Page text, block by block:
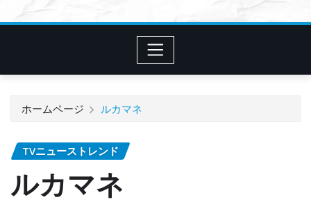
ホームページ ルカマネ
TVニューストレンド
ルカマネ